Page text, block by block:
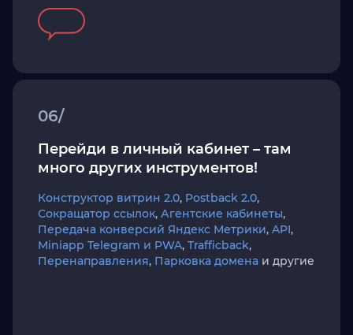
06/
Перейди в личный кабинет – там
много других инструментов!
Конструктор витрин 2.0, Postback 2.0,
Сокращатор ссылок, Агентские кабинеты,
Передача конверсий Яндекс Метрики, API,
Miniapp Telegram и PWA, Trafficback,
Перенаправления, Парковка домена и другие